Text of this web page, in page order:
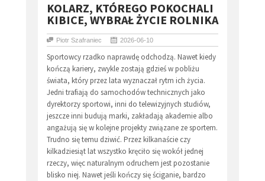
KOLARZ, KTÓREGO POKOCHALI
KIBICE, WYBRAŁ ŻYCIE ROLNIKA
Piotr Szafraniec 2026-06-10
Sportowcy rzadko naprawdę odchodzą. Nawet kiedy
kończą kariery, zwykle zostają gdzieś w pobliżu
świata, który przez lata wyznaczał rytm ich życia.
Jedni trafiają do samochodów technicznych jako
dyrektorzy sportowi, inni do telewizyjnych studiów,
jeszcze inni budują marki, zakładają akademie albo
angażują się w kolejne projekty związane ze sportem.
Trudno się temu dziwić. Przez kilkanaście czy
kilkadziesiąt lat wszystko kręciło się wokół jednej
rzeczy, więc naturalnym odruchem jest pozostanie
blisko niej. Nawet jeśli kończy się ściganie, bardzo